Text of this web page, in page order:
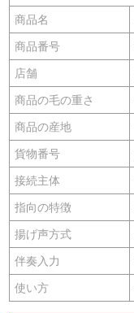
商品名
商品番号
店舗
商品の毛の重さ
商品の産地
貨物番号
接続主体
指向の特徴
揚げ声方式
伴奏入力
使い方